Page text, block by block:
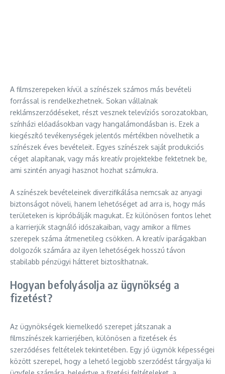
A filmszerepeken kívül a színészek számos más bevételi
forrással is rendelkezhetnek. Sokan vállalnak
reklámszerződéseket, részt vesznek televíziós sorozatokban,
színházi előadásokban vagy hangalámondásban is. Ezek a
kiegészítő tevékenységek jelentős mértékben növelhetik a
színészek éves bevételeit. Egyes színészek saját produkciós
céget alapítanak, vagy más kreatív projektekbe fektetnek be,
ami szintén anyagi hasznot hozhat számukra.
A színészek bevételeinek diverzifikálása nemcsak az anyagi
biztonságot növeli, hanem lehetőséget ad arra is, hogy más
területeken is kipróbálják magukat. Ez különösen fontos lehet
a karrierjük stagnáló időszakaiban, vagy amikor a filmes
szerepek száma átmenetileg csökken. A kreatív iparágakban
dolgozók számára az ilyen lehetőségek hosszú távon
stabilabb pénzügyi hátteret biztosíthatnak.
Hogyan befolyásolja az ügynökség a
fizetést?
Az ügynökségek kiemelkedő szerepet játszanak a
filmszínészek karrierjében, különösen a fizetések és
szerződéses feltételek tekintetében. Egy jó ügynök képességei
között szerepel, hogy a lehető legjobb szerződést tárgyalja ki